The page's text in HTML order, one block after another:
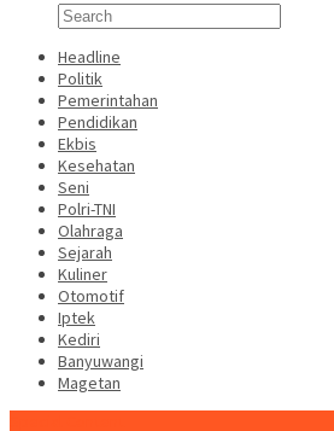
Headline
Politik
Pemerintahan
Pendidikan
Ekbis
Kesehatan
Seni
Polri-TNI
Olahraga
Sejarah
Kuliner
Otomotif
Iptek
Kediri
Banyuwangi
Magetan